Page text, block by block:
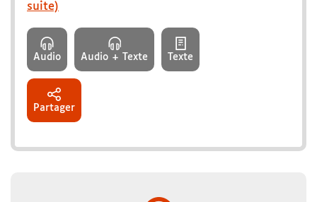
suite)
Audio Audio + Texte Texte
Partager